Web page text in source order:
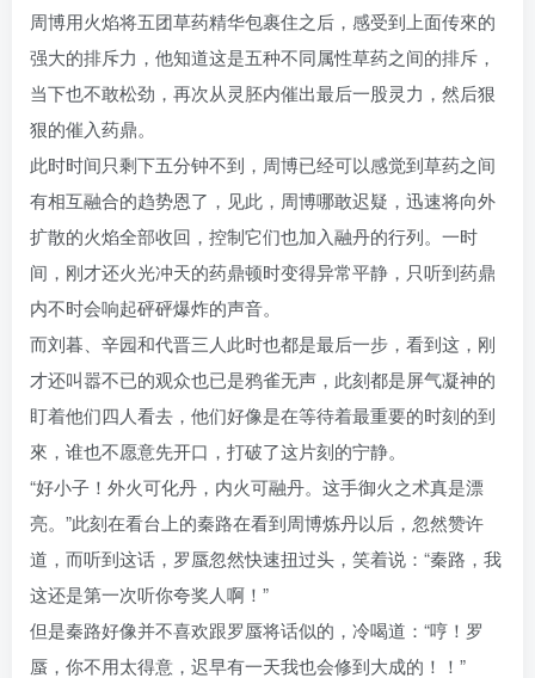
周博用火焰将五团草药精华包裹住之后，感受到上面传來的
强大的排斥力，他知道这是五种不同属性草药之间的排斥，
当下也不敢松劲，再次从灵胚内催出最后一股灵力，然后狠
狠的催入药鼎。
此时时间只剩下五分钟不到，周博已经可以感觉到草药之间
有相互融合的趋势恩了，见此，周博哪敢迟疑，迅速将向外
扩散的火焰全部收回，控制它们也加入融丹的行列。一时
间，刚才还火光冲天的药鼎顿时变得异常平静，只听到药鼎
内不时会响起砰砰爆炸的声音。
而刘暮、辛园和代晋三人此时也都是最后一步，看到这，刚
才还叫嚣不已的观众也已是鸦雀无声，此刻都是屏气凝神的
盯着他们四人看去，他们好像是在等待着最重要的时刻的到
來，谁也不愿意先开口，打破了这片刻的宁静。
“好小子！外火可化丹，内火可融丹。这手御火之术真是漂
亮。”此刻在看台上的秦路在看到周博炼丹以后，忽然赞许
道，而听到这话，罗蜃忽然快速扭过头，笑着说：“秦路，我
这还是第一次听你夸奖人啊！”
但是秦路好像并不喜欢跟罗蜃将话似的，冷喝道：“哼！罗
蜃，你不用太得意，迟早有一天我也会修到大成的！！”